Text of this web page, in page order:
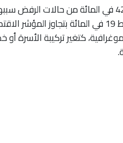
بهذا الخصوص، أوضحت الوكالة أن نسبة 42 في
عائلية بموجب وضع مهني جديد، فيما ترتبط 19 في
كتغير تركيبة الأسرة